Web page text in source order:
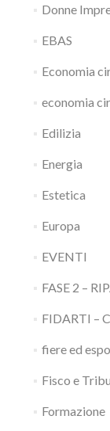
Donne
EBAS
Economia
economia
Edilizia
Energia
Estetica
Europa
EVENTI
FASE 2 –
FIDARTI –
fiere ed
Fisco e
Formazione